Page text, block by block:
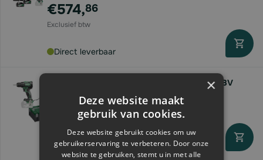
€574,86
Direct leverbaar
Hikoki Accuboormachine DS18DE(W2Z) | 18V
€144,96
Direct leverbaar
×
Deze website maakt
gebruik van cookies.
Deze website gebruikt cookies om uw
gebruikerservaring te verbeteren. Door onze
website te gebruiken, stemt u in met alle